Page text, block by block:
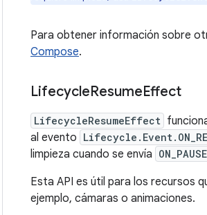
Para obtener información sobre
Compose.
LifecycleResumeEffect
LifecycleResumeEffect
al evento
limpieza cuando se envía ON_PAUSE
Esta API es útil para los recursos
ejemplo, cámaras o animaciones.